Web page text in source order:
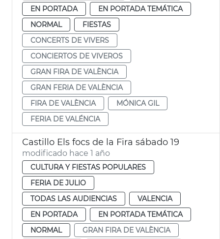
EN PORTADA
EN PORTADA TEMÁTICA
NORMAL
FIESTAS
CONCERTS DE VIVERS
CONCIERTOS DE VIVEROS
GRAN FIRA DE VALÈNCIA
GRAN FERIA DE VALÈNCIA
FIRA DE VALÈNCIA
MÓNICA GIL
FERIA DE VALÉNCIA
Castillo Els focs de la Fira sábado 19
modificado hace 1 año
CULTURA Y FIESTAS POPULARES
FERIA DE JULIO
TODAS LAS AUDIENCIAS
VALENCIA
EN PORTADA
EN PORTADA TEMÁTICA
NORMAL
GRAN FIRA DE VALÈNCIA